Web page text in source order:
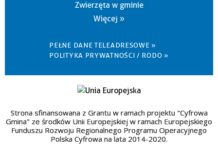
Zwierzęta w gminie
Więcej »
PEŁNE DANE TELEADRESOWE »
POLITYKA PRYWATNOŚCI / RODO »
Strona sfinansowana z Grantu w ramach projektu "Cyfrowa
Gmina" ze środków Unii Europejskiej w ramach Europejskiego
Funduszu Rozwoju Regionalnego Programu Operacyjnego
Polska Cyfrowa na lata 2014-2020.